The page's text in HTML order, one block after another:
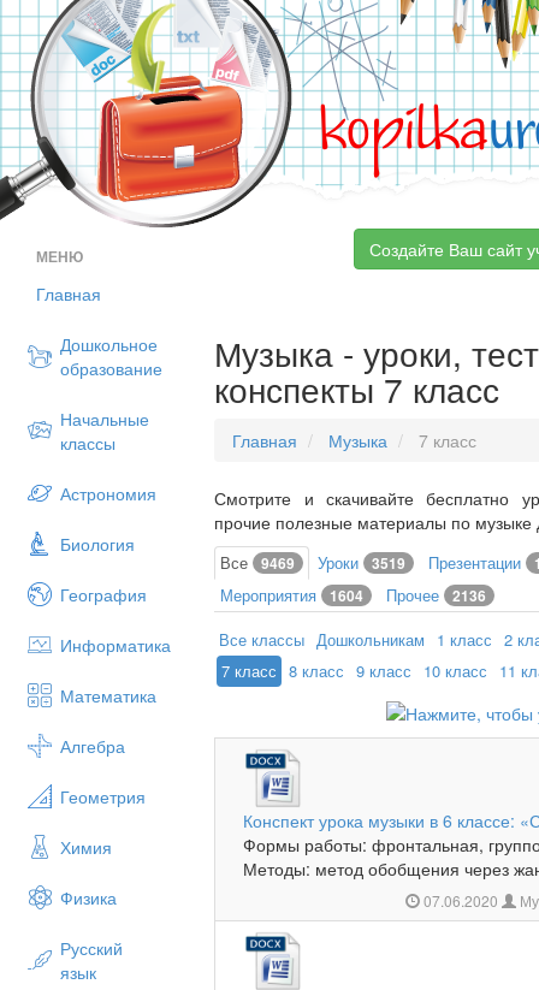
kopilka
МЕНЮ
Главная
Дошкольное
образование
Начальные
классы
Астрономия
Биология
География
Информатика
Математика
Алгебра
Геометрия
Химия
Физика
Русский
язык
Создайте Ваш сайт
Музыка - уроки,
конспекты 7 класс
Главная Музыка 7 класс
Смотрите и скачивайте бесплатно
прочие полезные материалы по музыке
Все 9469 Уроки 3519 Презентации
Мероприятия 1604 Прочее 2136
Все классы Дошкольникам 1 класс 2
7 класс 8 класс 9 класс 10 класс 11
Конспект урока музыки в 6 классе:
Формы работы: фронтальная,
Методы: метод обобщения через
07.06.2020